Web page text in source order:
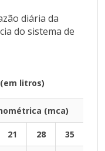
diária da
do sistema de
litros)
(mca)
21 28 35